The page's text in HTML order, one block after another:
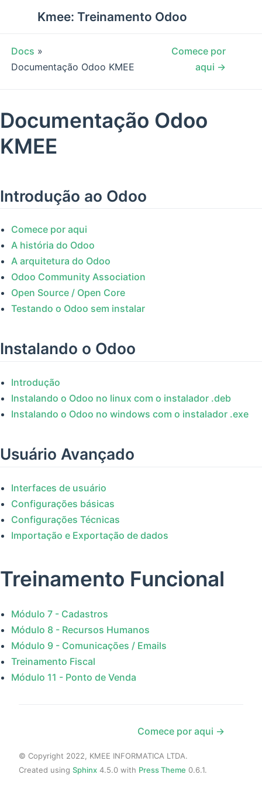
Kmee: Treinamento Odoo
Docs »
Documentação Odoo KMEE
Comece por
aqui →
Documentação Odoo
KMEE
Introdução ao Odoo
Comece por aqui
A história do Odoo
A arquitetura do Odoo
Odoo Community Association
Open Source / Open Core
Testando o Odoo sem instalar
Instalando o Odoo
Introdução
Instalando o Odoo no linux com o instalador .deb
Instalando o Odoo no windows com o instalador .exe
Usuário Avançado
Interfaces de usuário
Configurações básicas
Configurações Técnicas
Importação e Exportação de dados
Treinamento Funcional
Módulo 7 - Cadastros
Módulo 8 - Recursos Humanos
Módulo 9 - Comunicações / Emails
Treinamento Fiscal
Módulo 11 - Ponto de Venda
Comece por aqui →
© Copyright 2022, KMEE INFORMATICA LTDA.
Created using Sphinx 4.5.0 with Press Theme 0.6.1.